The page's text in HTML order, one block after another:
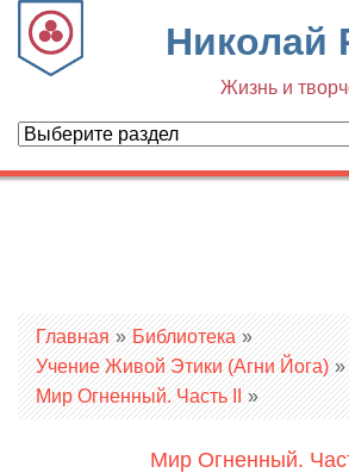
Николай
Жизнь и
Вы здесь
Главная » Библиотека »
Учение Живой Этики (Агни Йога) »
Мир Огненный. Часть II »
Мир Огненный.